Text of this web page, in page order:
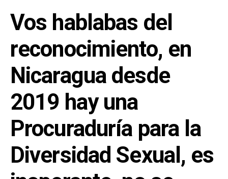
Vos hablabas del
reconocimiento, en
Nicaragua desde
2019 hay una
Procuraduría para la
Diversidad Sexual, es